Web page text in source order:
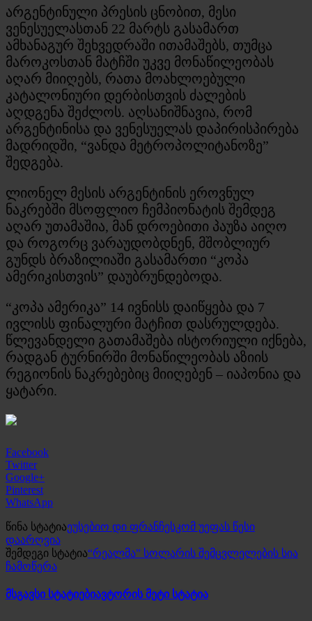
არგენტინული პრესის ცნობით, მესი
ვენესუელასთან 22 მარტს გასამართ
ამხანაგურ შეხვედრაში ითამაშებს, თუმცა
მაროკოსთან მატჩში უკვე მონაწილეობას
აღარ მიიღებს, რათა მოახლოებული
კატალონიური დერბისთვის ძალების
აღდგენა შეძლოს. აღსანიშნავია, რომ
არგენტინისა და ვენესუელას დაპირისპირება
მადრიდში, “ვანდა მეტროპოლიტანოზე”
შედგება.
ლიონელ მესის არგენტინის ეროვნულ
ნაკრებში მსოფლიო ჩემპიონატის შემდეგ
აღარ უთამაშია, მან დროებითი პაუზა აიღო
და როგორც ვარაუდობდნენ, მშობლიურ
გუნდს ბრაზილიაში გასამართი “კოპა
ამერიკისთვის” დაუბრუნდებოდა.
“კოპა ამერიკა” 14 ივნისს დაიწყება და 7
ივლისს ფინალური მატჩით დასრულდება.
წლევანდელი გათამაშება ისტორიული იქნება,
რადგან ტურნირში მონაწილეობას აზიის
რეგიონის ნაკრებებიც მიიღებენ – იაპონია და
ყატარი.
Facebook
Twitter
Google+
Pinterest
WhatsApp
წინა სტატიაეუსებიო დი ფრანჩესკომ უეფას წესი
დაარღვია
შემდეგი სტატია“რეალმა” სოლარის შემცვლელების სია
ჩამოწერა
მსგავსი სტატიებიავტორის მეტი სტატია